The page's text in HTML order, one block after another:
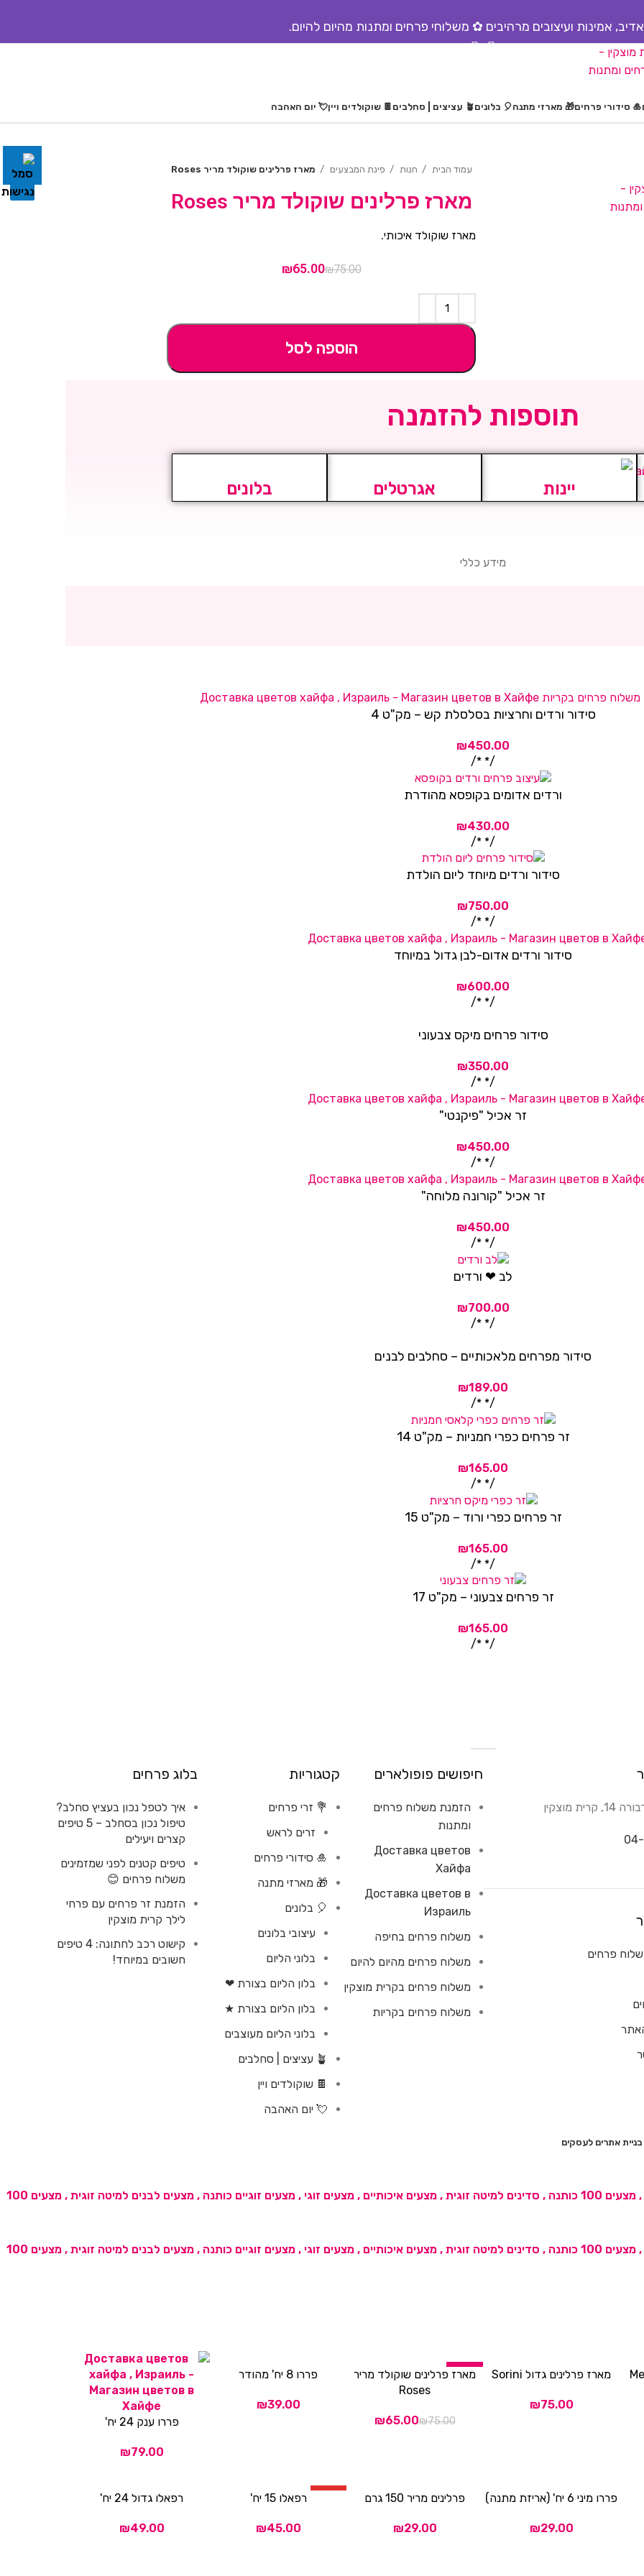
אמינות ועיצובים מרהיבים ✿ משלוחי פרחים ומתנות מהיום להיום.
🎍 סידורי פרחים🎁 מארזי מתנה 🎈 בלונים🪴 עציצים | סחלבים 🍫 שוקולדים ויין💘 יום האהבה
עמוד הבית חנות פינת המבצעים מארז פרלינים שוקולד מריר Roses
מארז פרלינים שוקולד מריר Roses
מארז שוקולד איכותי.
₪75.00
₪65.00
הוספה לסל
תוספות להזמנה
יינות אגרטלים בלונים
מידע כללי
סידור ורדים וחרציות בסלסלת קש – מק"ט 4
/* */
ורדים אדומים בקופסא מהודרת
/* */
סידור ורדים מיוחד ליום הולדת
/* */
סידור ורדים אדום-לבן גדול במיוחד
/* */
סידור פרחים מיקס צבעוני
/* */
זר אכיל "פיקנטי"
/* */
זר אכיל "קורונה מלוחה"
/* */
לב ❤ ורדים
/* */
סידור מפרחים מלאכותיים – סחלבים לבנים
/* */
זר פרחים כפרי חמניות – מק"ט 14
/* */
זר פרחים כפרי ורוד – מק"ט 15
/* */
זר פרחים צבעוני – מק"ט 17
/* */
מוצקין
פרחים
חיפושים פופולארים
הזמנת משלוח פרחים
ומתנות
Доставка цветов
Хайфа
Доставка цветов в
Израиль
משלוח פרחים בחיפה
משלוח פרחים מהיום להיום
משלוח פרחים בקרית מוצקין
משלוח פרחים בקריות
קטגוריות
💐 זרי פרחים
זרים לראש
🎍 סידורי פרחים
🎁 מארזי מתנה
🎈 בלונים
עיצובי בלונים
בלוני הליום
בלון הליום בצורת ❤
בלון הליום בצורת ★
בלוני הליום מעוצבים
🪴 עציצים | סחלבים
🍫 שוקולדים ויין
💘 יום האהבה
בלוג פרחים
איך לטפל נכון בעציץ סחלב?
טיפול נכון בסחלב – 5 טיפים
קצרים ויעילים
טיפים קטנים לפני שמזמינים
משלוח פרחים 😊
הזמנת זר פרחים עם פרחי
לילך קרית מוצקין
קישוט רכב לחתונה: 4 טיפים
חשובים במיוחד!
בניית אתרים לעסקים
הוספה לסל
מארז פרלינים גדול Sorini
₪
-13%
הוספה לסל
מארז פרלינים שוקולד מריר
Roses
₪75.00
₪65.00
הוספה לסל
פררו 8 יח' מהודר
₪
הוספה לסלפררו ענק 24 יח'
₪
הוספה לסל
פררו מיני 6 יח' (אריזת מתנה)
₪
הוספה לסל
פרלינים מריר 150 גרם
₪
הוספה לסלרפאלו 15 יח'
₪
הוספה לסלרפאלו גדול 24 יח'
₪